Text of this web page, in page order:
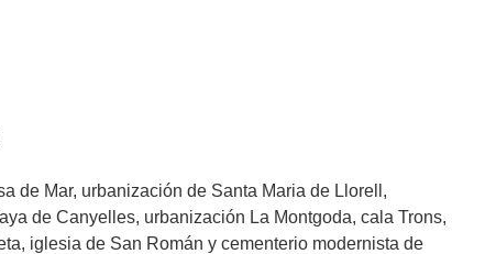
de Mar, urbanización de Santa Maria de Llorell,
de Canyelles, urbanización La Montgoda, cala Trons,
iglesia de San Román y cementerio modernista de